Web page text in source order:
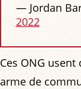
— Jordan
2022
Ces ONG
arme de